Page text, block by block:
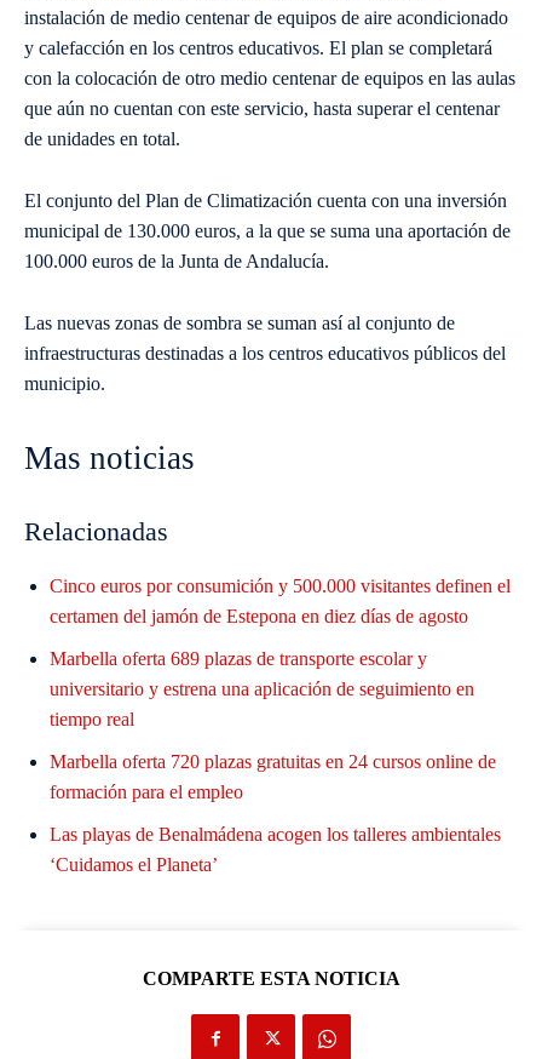
instalación de medio centenar de equipos de aire acondicionado
y calefacción en los centros educativos. El plan se completará
con la colocación de otro medio centenar de equipos en las aulas
que aún no cuentan con este servicio, hasta superar el centenar
de unidades en total.
El conjunto del Plan de Climatización cuenta con una inversión
municipal de 130.000 euros, a la que se suma una aportación de
100.000 euros de la Junta de Andalucía.
Las nuevas zonas de sombra se suman así al conjunto de
infraestructuras destinadas a los centros educativos públicos del
municipio.
Mas noticias
Relacionadas
Cinco euros por consumición y 500.000 visitantes definen el
certamen del jamón de Estepona en diez días de agosto
Marbella oferta 689 plazas de transporte escolar y
universitario y estrena una aplicación de seguimiento en
tiempo real
Marbella oferta 720 plazas gratuitas en 24 cursos online de
formación para el empleo
Las playas de Benalmádena acogen los talleres ambientales
‘Cuidamos el Planeta’
COMPARTE ESTA NOTICIA